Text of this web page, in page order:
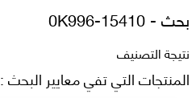
بحث -0K996-15410
نتيجة التصنيف
المنتجات التي تفي معايير البحث : 0K996 15410